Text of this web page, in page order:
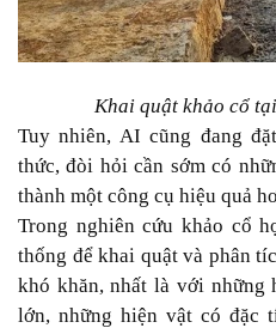
Khai quật khảo cổ
Tuy nhiên, AI cũng đang
thức, đòi hỏi cần sớm có
thành một công cụ hiệu quả
Trong nghiên cứu khảo cổ
thống để khai quật và phân
khó khăn, nhất là với những
lớn, những hiện vật có đặc